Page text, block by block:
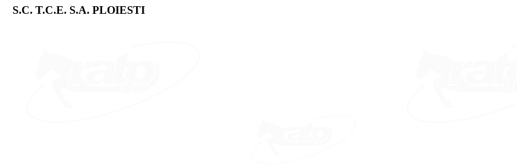
S.C. T.C.E. S.A. PLOIESTI